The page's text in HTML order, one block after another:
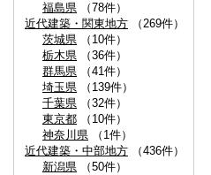
福島県 （78件）
近代建築・関東地方 （269件）
茨城県 （10件）
栃木県 （36件）
群馬県 （41件）
埼玉県 （139件）
千葉県 （32件）
東京都 （10件）
神奈川県 （1件）
近代建築・中部地方 （436件）
新潟県 （50件）